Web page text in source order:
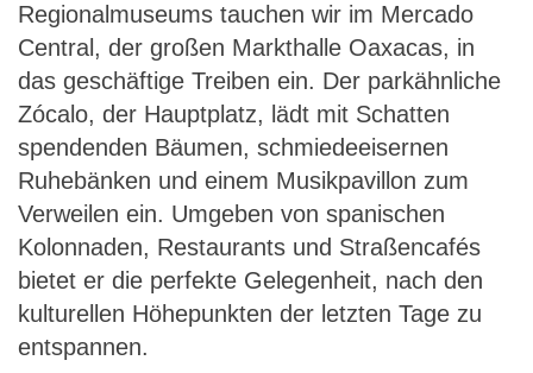
Regionalmuseums tauchen wir im Mercado
Central, der großen Markthalle Oaxacas, in
das geschäftige Treiben ein. Der parkähnliche
Zócalo, der Hauptplatz, lädt mit Schatten
spendenden Bäumen, schmiedeeisernen
Ruhebänken und einem Musikpavillon zum
Verweilen ein. Umgeben von spanischen
Kolonnaden, Restaurants und Straßencafés
bietet er die perfekte Gelegenheit, nach den
kulturellen Höhepunkten der letzten Tage zu
entspannen.